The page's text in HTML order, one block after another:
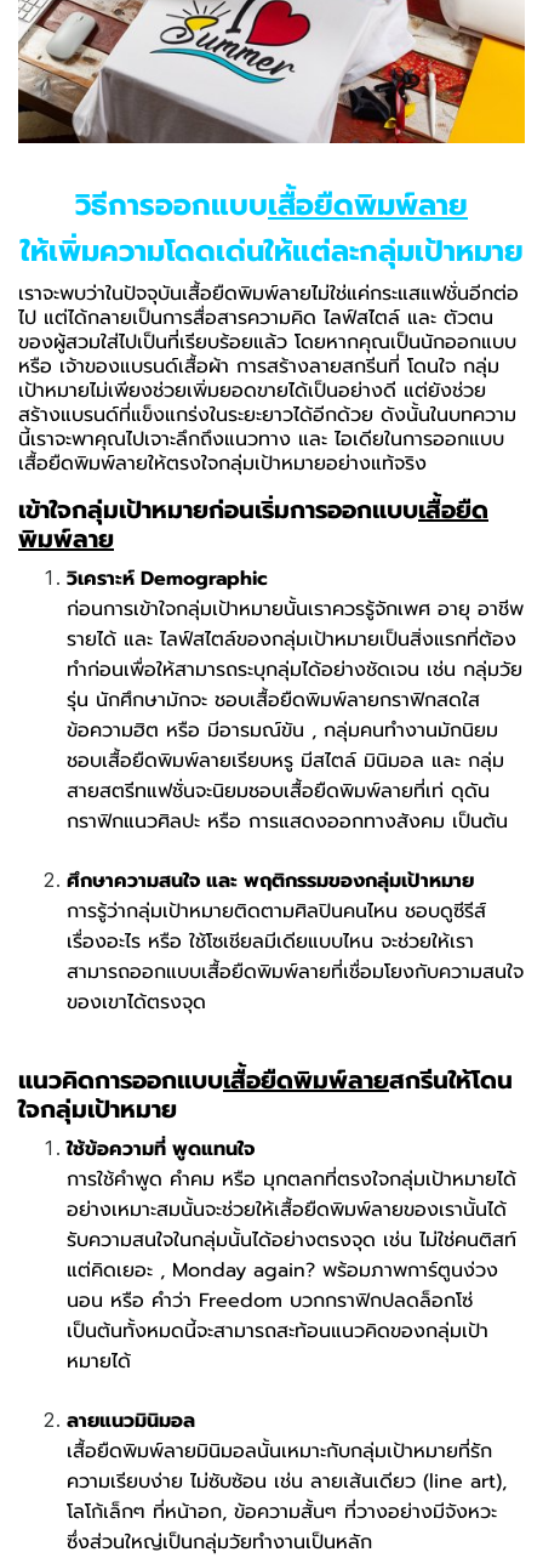
วิธีการออกแบบเสื้อยืดพิมพ์ลาย
ให้เพิ่มความโดดเด่นให้แต่ละกลุ่มเป้าหมาย
เราจะพบว่าในปัจจุบันเสื้อยืดพิมพ์ลายไม่ใช่แค่กระแสแฟชั่นอีกต่อ
ไป แต่ได้กลายเป็นการสื่อสารความคิด ไลฟ์สไตล์ และ ตัวตน
ของผู้สวมใส่ไปเป็นที่เรียบร้อยแล้ว โดยหากคุณเป็นนักออกแบบ
หรือ เจ้าของแบรนด์เสื้อผ้า การสร้างลายสกรีนที่ โดนใจ กลุ่ม
เป้าหมายไม่เพียงช่วยเพิ่มยอดขายได้เป็นอย่างดี แต่ยังช่วย
สร้างแบรนด์ที่แข็งแกร่งในระยะยาวได้อีกด้วย ดังนั้นในบทความ
นี้เราจะพาคุณไปเจาะลึกถึงแนวทาง และ ไอเดียในการออกแบบ
เสื้อยืดพิมพ์ลายให้ตรงใจกลุ่มเป้าหมายอย่างแท้จริง
เข้าใจกลุ่มเป้าหมายก่อนเริ่มการออกแบบเสื้อยืด
พิมพ์ลาย
วิเคราะห์ Demographic
ก่อนการเข้าใจกลุ่มเป้าหมายนั้นเราควรรู้จักเพศ อายุ อาชีพ
รายได้ และ ไลฟ์สไตล์ของกลุ่มเป้าหมายเป็นสิ่งแรกที่ต้อง
ทำก่อนเพื่อให้สามารถระบุกลุ่มได้อย่างชัดเจน เช่น กลุ่มวัย
รุ่น นักศึกษามักจะ ชอบเสื้อยืดพิมพ์ลายกราฟิกสดใส
ข้อความฮิต หรือ มีอารมณ์ขัน , กลุ่มคนทำงานมักนิยม
ชอบเสื้อยืดพิมพ์ลายเรียบหรู มีสไตล์ มินิมอล และ กลุ่ม
สายสตรีทแฟชั่นจะนิยมชอบเสื้อยืดพิมพ์ลายที่เท่ ดุดัน
กราฟิกแนวศิลปะ หรือ การแสดงออกทางสังคม เป็นต้น
ศึกษาความสนใจ และ พฤติกรรมของกลุ่มเป้าหมาย
การรู้ว่ากลุ่มเป้าหมายติดตามศิลปินคนไหน ชอบดูซีรีส์
เรื่องอะไร หรือ ใช้โซเชียลมีเดียแบบไหน จะช่วยให้เรา
สามารถออกแบบเสื้อยืดพิมพ์ลายที่เชื่อมโยงกับความสนใจ
ของเขาได้ตรงจุด
แนวคิดการออกแบบเสื้อยืดพิมพ์ลายสกรีนให้โดน
ใจกลุ่มเป้าหมาย
ใช้ข้อความที่ พูดแทนใจ
การใช้คำพูด คำคม หรือ มุกตลกที่ตรงใจกลุ่มเป้าหมายได้
อย่างเหมาะสมนั้นจะช่วยให้เสื้อยืดพิมพ์ลายของเรานั้นได้
รับความสนใจในกลุ่มนั้นได้อย่างตรงจุด เช่น ไม่ใช่คนติสท์
แต่คิดเยอะ , Monday again? พร้อมภาพการ์ตูนง่วง
นอน หรือ คำว่า Freedom บวกกราฟิกปลดล็อกโซ่
เป็นต้นทั้งหมดนี้จะสามารถสะท้อนแนวคิดของกลุ่มเป้า
หมายได้
ลายแนวมินิมอล
เสื้อยืดพิมพ์ลายมินิมอลนั้นเหมาะกับกลุ่มเป้าหมายที่รัก
ความเรียบง่าย ไม่ซับซ้อน เช่น ลายเส้นเดียว (line art),
โลโก้เล็กๆ ที่หน้าอก, ข้อความสั้นๆ ที่วางอย่างมีจังหวะ
ซึ่งส่วนใหญ่เป็นกลุ่มวัยทำงานเป็นหลัก